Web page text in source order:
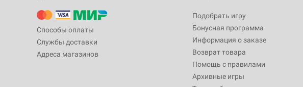
Способы оплаты
Службы доставки
Адреса магазинов
Подобрать игру
Бонусная программа
Информация о заказе
Возврат товара
Помощь с правилами
Архивные игры